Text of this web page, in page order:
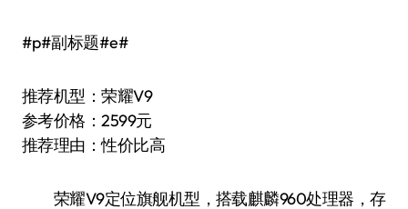
#p#副标题#e#
推荐机型：荣耀V9
参考价格：2599元
推荐理由：性价比高
荣耀V9定位旗舰机型，搭载麒麟960处理器，存